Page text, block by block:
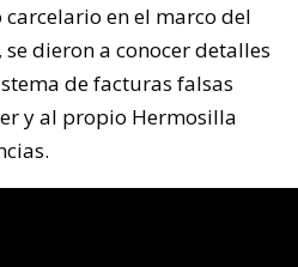
en el marco del
se dieron a conocer detalles
de facturas falsas
y al propio Hermosilla